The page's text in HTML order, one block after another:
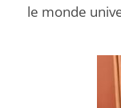
le monde